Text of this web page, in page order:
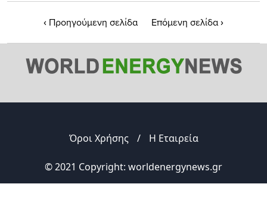
‹ Προηγούμενη σελίδα Επόμενη σελίδα›
Όροι Χρήσης / Η Εταιρεία
© 2021 Copyright: worldenergynews.gr